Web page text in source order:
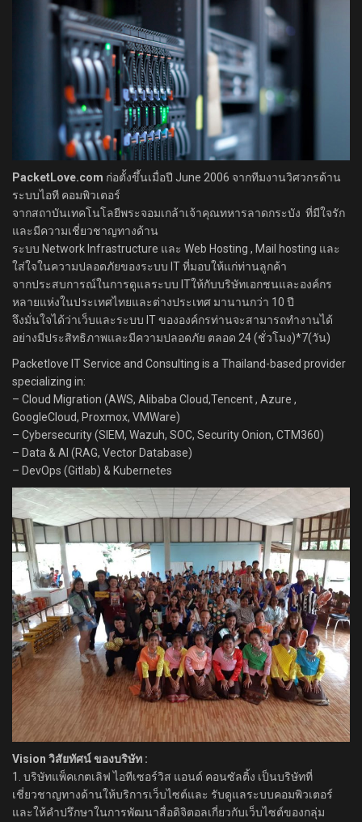
PacketLove.com ก่อตั้งขึ้นเมื่อปี June 2006 จากทีมงานวิศวกรด้าน
ระบบไอที คอมพิวเตอร์
จากสถาบันเทคโนโลยีพระจอมเกล้าเจ้าคุณทหารลาดกระบัง ที่มีใจรัก
และมีความเชี่ยวชาญทางด้าน
ระบบ Network Infrastructure และ Web Hosting , Mail hosting และ
ใส่ใจในความปลอดภัยของระบบ IT ที่มอบให้แก่ท่านลูกค้า
จากประสบการณ์ในการดูแลระบบ ITให้กับบริษัทเอกชนและองค์กร
หลายแห่งในประเทศไทยและต่างประเทศ มานานกว่า 10 ปี
จึงมั่นใจได้ว่าเว็บและระบบ IT ขององค์กรท่านจะสามารถทำงานได้
อย่างมีประสิทธิภาพและมีความปลอดภัย ตลอด 24 (ชั่วโมง)*7(วัน)
Packetlove IT Service and Consulting is a Thailand-based provider
specializing in:
– Cloud Migration (AWS, Alibaba Cloud,Tencent , Azure ,
GoogleCloud, Proxmox, VMWare)
– Cybersecurity (SIEM, Wazuh, SOC, Security Onion, CTM360)
– Data & AI (RAG, Vector Database)
– DevOps (Gitlab) & Kubernetes
Vision วิสัยทัศน์ ของบริษัท :
1. บริษัทแพ็คเกตเลิฟ ไอทีเซอร์วิส แอนด์ คอนซัลติ้ง เป็นบริษัทที่
เชี่ยวชาญทางด้านให้บริการเว็บไซต์และ รับดูแลระบบคอมพิวเตอร์
และให้คำปรึกษาในการพัฒนาสื่อดิจิตอลเกี่ยวกับเว็บไซต์ของกลุ่ม